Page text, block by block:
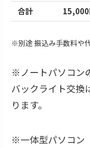
合計
15,000
※別途 振込み手数料や
※ノートパソコン
バックライト交換
ります。
※一体型パソコン